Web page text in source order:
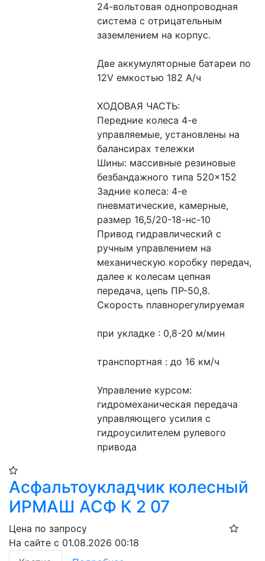
24-вольтовая однопроводная
система с отрицательным
заземлением на корпус.
Две аккумуляторные батареи по
12V емкостью 182 А/ч
ХОДОВАЯ ЧАСТЬ:
Передние колеса 4-е
управляемые, установлены на
балансирах тележки
Шины: массивные резиновые
безбандажного типа 520×152
Задние колеса: 4-е
пневматические, камерные,
размер 16,5/20-18-нс-10
Привод гидравлический с
ручным управлением на
механическую коробку передач,
далее к колесам цепная
передача, цепь ПР-50,8.
Скорость плавнорегулируемая
при укладке : 0,8-20 м/мин
транспортная : до 16 км/ч
Управление курсом:
гидромеханическая передача
управляющего усилия с
гидроусилителем рулевого
привода
Асфальтоукладчик колесный
ИРМАШ АСФ К 2 07
Цена по запросу
На сайте с 01.08.2026 00:18